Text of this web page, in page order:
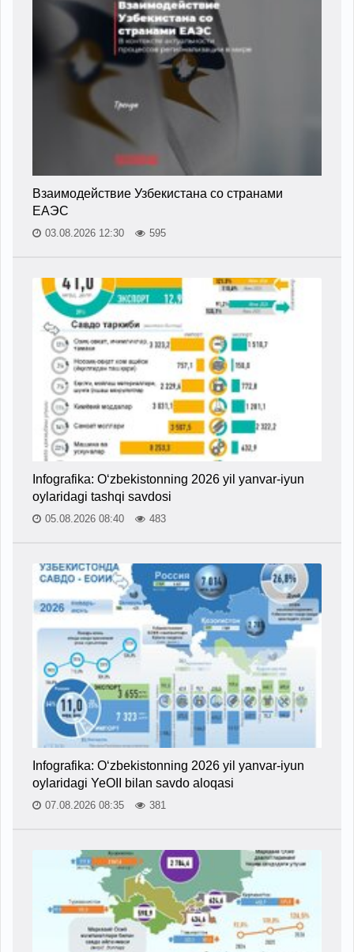
Взаимодействие Узбекистана со странами
ЕАЭС
03.08.2026 12:30 595
Infografika: O‘zbekistonning 2026 yil yanvar-iyun
oylaridagi tashqi savdosi
05.08.2026 08:40 483
Infografika: O‘zbekistonning 2026 yil yanvar-iyun
oylaridagi YeOII bilan savdo aloqasi
07.08.2026 08:35 381